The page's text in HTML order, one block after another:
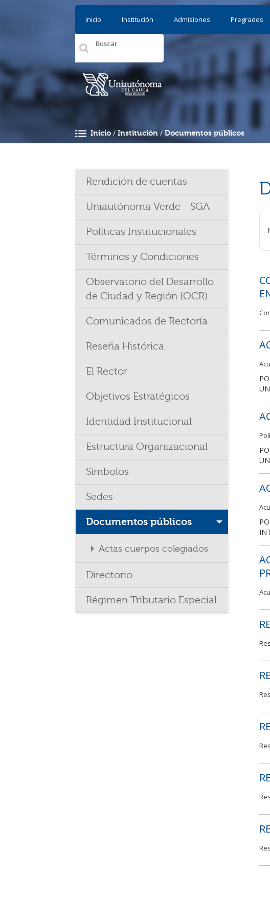
Pasar al contenido principal
Inicio Institución Admisiones Pregrados
Usted está aquí
Inicio/Institución/Documentos públicos
Rendición de cuentas
Uniautónoma Verde - SGA
Políticas Institucionales
Términos y Condiciones
Observatorio del Desarrollo
de Ciudad y Región (OCR)
Comunicados de Rectoría
Reseña Histórica
El Rector
Objetivos Estratégicos
Identidad Institucional
Estructura Organizacional
Símbolos
Sedes
Documentos públicos
Actas cuerpos colegiados
Directorio
Régimen Tributario Especial